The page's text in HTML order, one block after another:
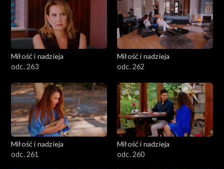
Miłość i nadzieja
odc. 263
Miłość i nadzieja
odc. 262
Miłość i nadzieja
odc. 261
Miłość i nadzieja
odc. 260